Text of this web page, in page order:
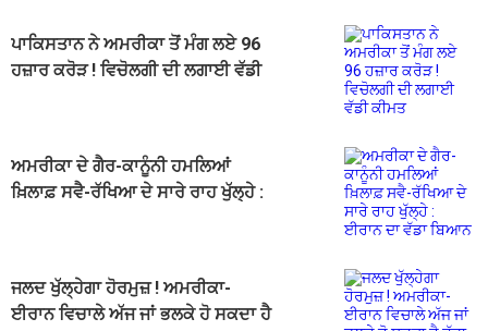
ਪਾਕਿਸਤਾਨ ਨੇ ਅਮਰੀਕਾ ਤੋਂ ਮੰਗ ਲਏ 96
ਹਜ਼ਾਰ ਕਰੋੜ ! ਵਿਚੋਲਗੀ ਦੀ ਲਗਾਈ ਵੱਡੀ
ਅਮਰੀਕਾ ਦੇ ਗੈਰ-ਕਾਨੂੰਨੀ ਹਮਲਿਆਂ
ਖ਼ਿਲਾਫ਼ ਸਵੈ-ਰੱਖਿਆ ਦੇ ਸਾਰੇ ਰਾਹ ਖੁੱਲ੍ਹੇ :
ਜਲਦ ਖੁੱਲ੍ਹੇਗਾ ਹੋਰਮੁਜ਼ ! ਅਮਰੀਕਾ-
ਈਰਾਨ ਵਿਚਾਲੇ ਅੱਜ ਜਾਂ ਭਲਕੇ ਹੋ ਸਕਦਾ ਹੈ